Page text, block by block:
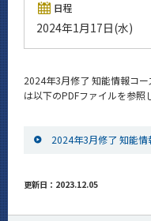
日程
2024年1月17日(水)
2024年3月修了 知能情報コ
は以下のPDFファイルを参照
2024年3月修了 知能
更新日：2023.12.05
入学案内
Admissions
イベントカレンダー
今後のイベント